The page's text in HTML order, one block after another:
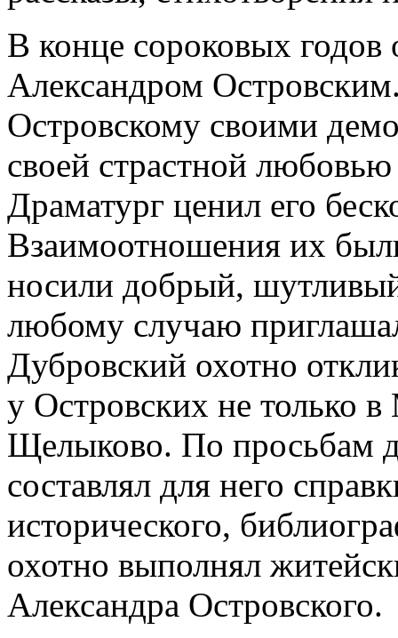
В конце сороковых годов
Александром
Островскому своими
своей страстной любовью
Драматург ценил его
Взаимоотношения их
носили добрый,
любому случаю
Дубровский охотно
у Островских не только
Щелыково. По просьбам
составлял для него
исторического,
охотно выполнял
Александра Островского.